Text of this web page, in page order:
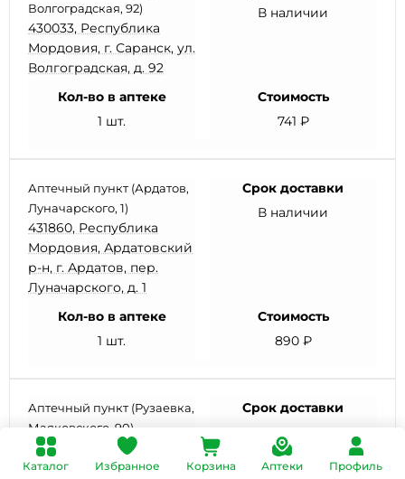
Каталог Избранное Корзина Аптеки Профиль
Волгоградская, 92)
430033, Республика
Мордовия, г. Саранск, ул.
Волгоградская, д. 92
В наличии
Кол-во в аптеке
1 шт.
Стоимость
741 ₽
Аптечный пункт (Ардатов,
Луначарского, 1)
431860, Республика
Мордовия, Ардатовский
р-н, г. Ардатов, пер.
Луначарского, д. 1
Срок доставки
В наличии
Кол-во в аптеке
1 шт.
Стоимость
890 ₽
Аптечный пункт (Рузаевка,
Маяковского, 90)
431444, Республика
Мордовия, Рузаевский
Срок доставки